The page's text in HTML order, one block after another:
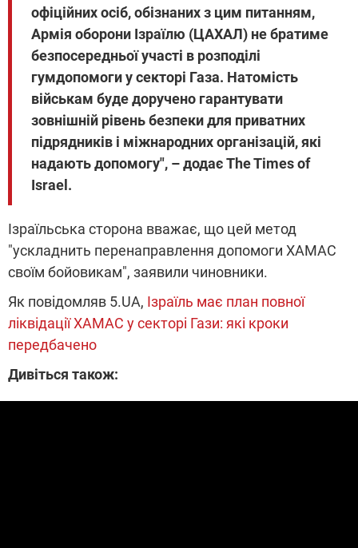
офіційних осіб, обізнаних з цим питанням,
Армія оборони Ізраїлю (ЦАХАЛ) не братиме
безпосередньої участі в розподілі
гумдопомоги у секторі Газа. Натомість
військам буде доручено гарантувати
зовнішній рівень безпеки для приватних
підрядників і міжнародних організацій, які
надають допомогу", – додає The Times of
Israel.
Ізраїльська сторона вважає, що цей метод
"ускладнить перенаправлення допомоги ХАМАС
своїм бойовикам", заявили чиновники.
Як повідомляв 5.UA, Ізраїль має план повної
ліквідації ХАМАС у секторі Гази: які кроки
передбачено
Дивіться також: